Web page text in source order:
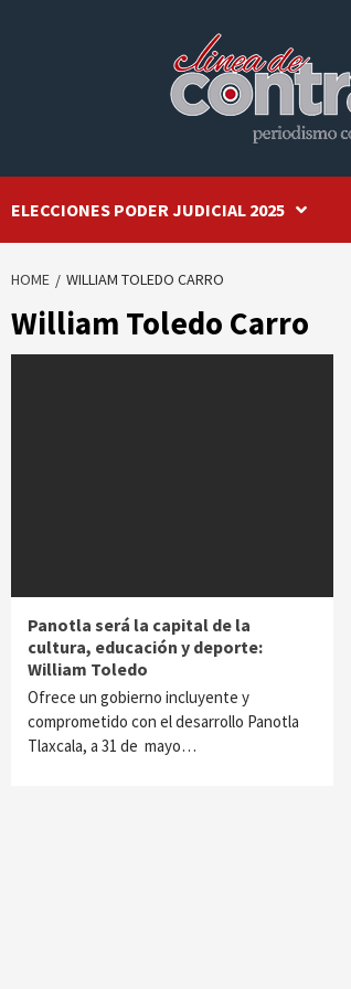
ELECCIONES PODER JUDICIAL 2025
HOME WILLIAM TOLEDO CARRO
William Toledo Carro
Panotla será la capital de la
cultura, educación y deporte:
William Toledo
Ofrece un gobierno incluyente y
comprometido con el desarrollo Panotla
Tlaxcala, a 31 de mayo…